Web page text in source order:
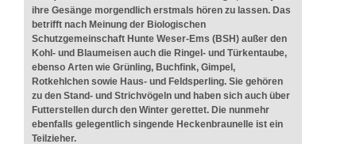
ihre Gesänge morgendlich erstmals hören zu lassen. Das
betrifft nach Meinung der Biologischen
Schutzgemeinschaft Hunte Weser-Ems (BSH) außer den
Kohl- und Blaumeisen auch die Ringel- und Türkentaube,
ebenso Arten wie Grünling, Buchfink, Gimpel,
Rotkehlchen sowie Haus- und Feldsperling. Sie gehören
zu den Stand- und Strichvögeln und haben sich auch über
Futterstellen durch den Winter gerettet. Die nunmehr
ebenfalls gelegentlich singende Heckenbraunelle ist ein
Teilzieher.